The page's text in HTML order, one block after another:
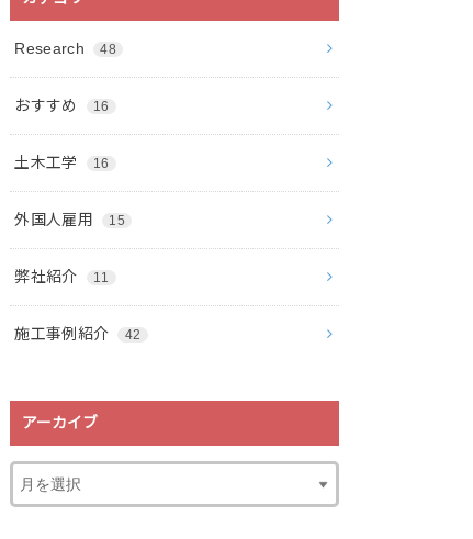
Research 48
おすすめ 16
土木工学 16
外国人雇用 15
弊社紹介 11
施工事例紹介 42
アーカイブ